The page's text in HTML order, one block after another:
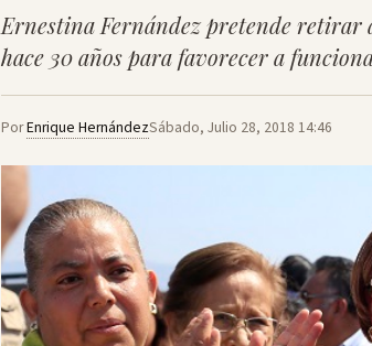
Ernestina Fernández pretende retirar
hace 30 años para favorecer a
PorEnrique HernándezSábado, Julio 28, 2018 14:46